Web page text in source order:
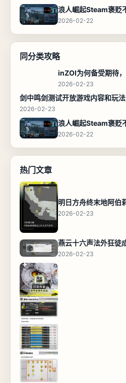
2026-02-22
同分类攻略
2026-02-23
剑中鸣剑测试开放游戏内容和玩法
2026-02-23
2026-02-22
热门文章
2026-02-23
2026-02-23